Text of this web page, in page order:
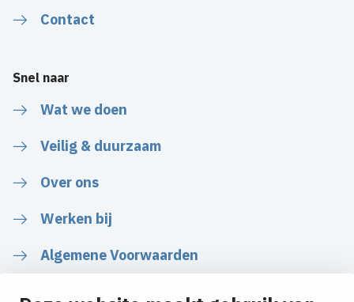
Contact
Snel naar
Wat we doen
Veilig & duurzaam
Over ons
Werken bij
Algemene Voorwaarden